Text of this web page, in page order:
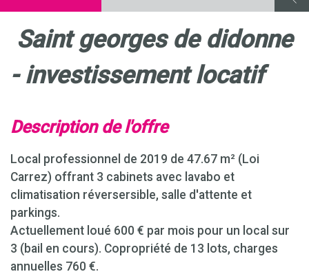
saint georges de didonne
- investissement locatif
description de l'offre
Local professionnel de 2019 de 47.67 m² (Loi
Carrez) offrant 3 cabinets avec lavabo et
climatisation réversersible, salle d'attente et
parkings.
Actuellement loué 600 € par mois pour un local sur
3 (bail en cours). Copropriété de 13 lots, charges
annuelles 760 €.